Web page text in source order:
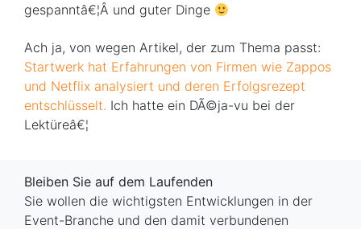
gespanntâ€¦Â und guter Dinge
Ach ja, von wegen Artikel, der zum Thema passt:
Startwerk hat Erfahrungen von Firmen wie Zappos
und Netflix analysiert und deren Erfolgsrezept
entschlüsselt. Ich hatte ein DÃ©ja-vu bei der
Lektüreâ€¦
Bleiben Sie auf dem Laufenden
Sie wollen die wichtigsten Entwicklungen in der
Event-Branche und den damit verbundenen